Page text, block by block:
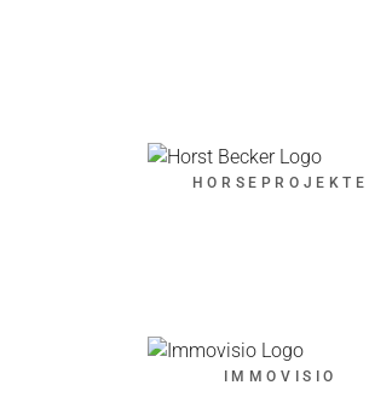
HORSEPROJEKTE
IMMOVISIO